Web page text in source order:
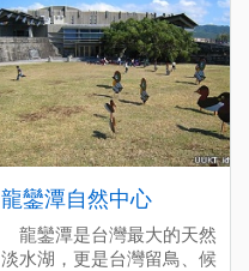
龍鑾潭自然中心
龍鑾潭是台灣最大的天然
淡水湖，更是台灣留鳥、候